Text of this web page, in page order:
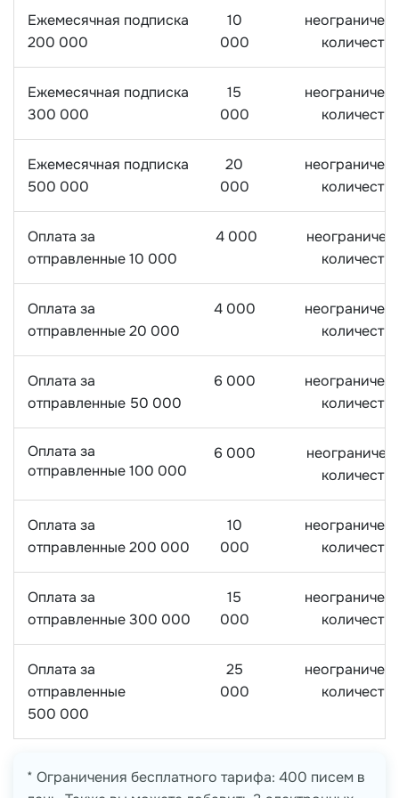
Ежемесячная подписка
200 000
10
000
Ежемесячная подписка
300 000
15
000
Ежемесячная подписка
500 000
20
000
Оплата за
отправленные 10 000
4 000
Оплата за
отправленные 20 000
4 000
Оплата за
отправленные 50 000
6 000
Оплата за
отправленные 100 000
6 000
Оплата за
отправленные 200 000
10
000
Оплата за
отправленные 300 000
15
000
Оплата за
отправленные
500 000
25
000
* Ограничения бесплатного тарифа: 400 писем в